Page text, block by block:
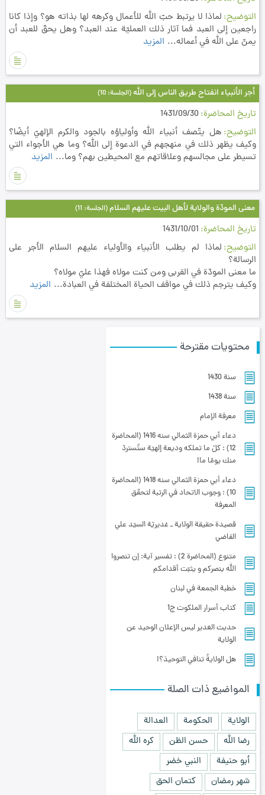
التوضيح لماذا لا يرتبط حبّ الله للأعمال وكرهه لها بذاته هو؟ وإذا كانا
راجعين إلى العبد فما آثار ذلك العمليّة عند العبد؟ وهل يحقّ للعبد أن
يمنّ على الله في أعماله... المزيد
أجر الأنبياء انفتاح طريق الناس إلى الله(الجلسة: 10)
تاريخ المحاضرة 1431/09/30
التوضيح هل يتّصف أنبياء الله وأولياؤه بالجود والكرم الإلهيّ أيضًا؟
وكيف يظهر ذلك في منهجهم في الدعوة إلى الله؟ وما هي الأجواء التي
تسيطر على مجالسهم وعلاقاتهم مع المحيطين بهم؟ وما... المزيد
معنى المودّة والولاية لأهل البيت عليهم السلام(الجلسة: 11)
تاريخ المحاضرة 1431/10/01
التوضيح لماذا لم يطلب الأنبياء والأولياء عليهم السلام الأجر على
الرسالة؟
ما معنى المودّة في القربى ومن كنت مولاه فهذا عليّ مولاه؟
وكيف يترجم ذلك في مواقف الحياة المختلفة في العبادة... المزيد
محتويات مقترحة
سنة 1430
سنة 1438
معرفة الإمام
دعاء أبي حمزة الثمالي سنه 1416 (المحاضرة
12) : كلّ ما تملكه وديعة إلهيّة ستُستردّ
منك يومًا ما!
دعاء أبي حمزة الثمالي سنه 1418 (المحاضرة
10) : وجوب الاتحاد في الرتبة لتحقّق
المعرفة
قصيدة حقيقة الولاية ـ غديريّة السيّد علي
القاضي
متنوع (المحاضرة 2) : تفسير آية: إن تنصروا
الله ينصركم و يثبّت أقدامكم
خطبة الجمعة في لبنان
کتاب أسرار الملكوت ج1
حديث الغدير ليس الإعلان الوحيد عن
الولاية
هل الولايةُ تنافي التوحيدَ؟!
المواضيع ذات الصلة
الولاية الحكومة
العدالة
رضا الله
حسن الظن
كره الله
أبو حنيفة
النبي خضر
شهر رمضان
كتمان الحق